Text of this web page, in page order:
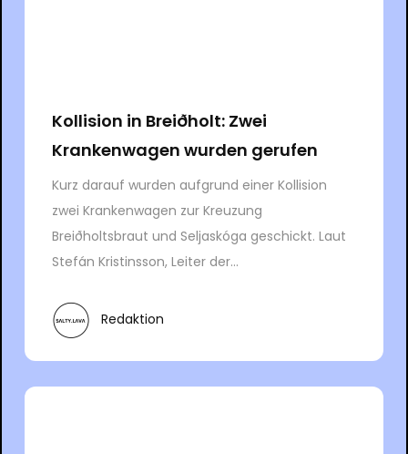
Kollision in Breiðholt: Zwei
Krankenwagen wurden gerufen
Kurz darauf wurden aufgrund einer Kollision
zwei Krankenwagen zur Kreuzung
Breiðholtsbraut und Seljaskóga geschickt. Laut
Stefán Kristinsson, Leiter der...
Redaktion